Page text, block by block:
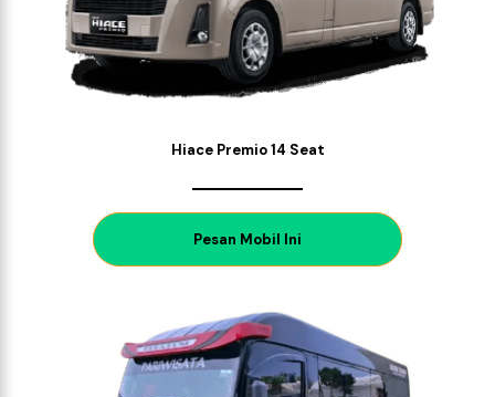
Hiace Premio 14 Seat
Pesan Mobil Ini